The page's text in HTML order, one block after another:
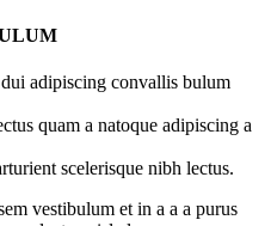
adipiscing convallis bulum
quam a natoque adipiscing a
scelerisque nibh lectus.
vestibulum et in a a a purus